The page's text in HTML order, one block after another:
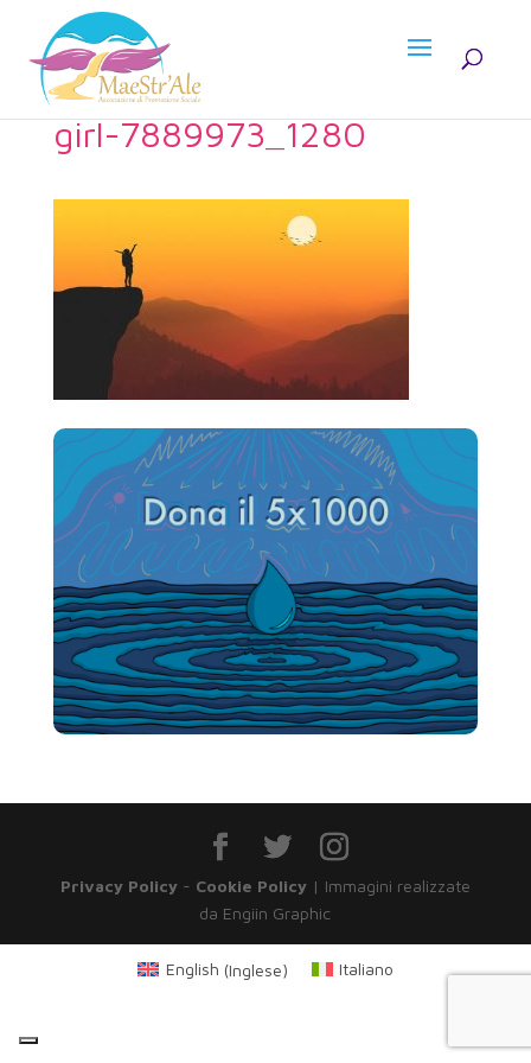
girl-7889973_1280
Privacy Policy- Cookie Policy| Immagini realizzate
da Engiin Graphic
English (Inglese) Italiano